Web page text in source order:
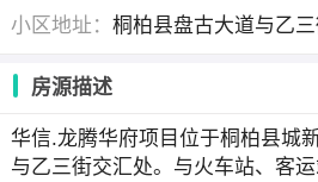
小区地址：桐柏县盘古大道与乙
房源描述
华信.龙腾华府项目位于桐柏县城
与乙三街交汇处。与火车站、客